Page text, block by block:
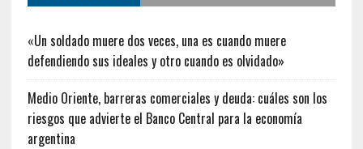
«Un soldado muere dos veces, una es cuando muere
defendiendo sus ideales y otro cuando es olvidado»
Medio Oriente, barreras comerciales y deuda: cuáles son los
riesgos que advierte el Banco Central para la economía
argentina